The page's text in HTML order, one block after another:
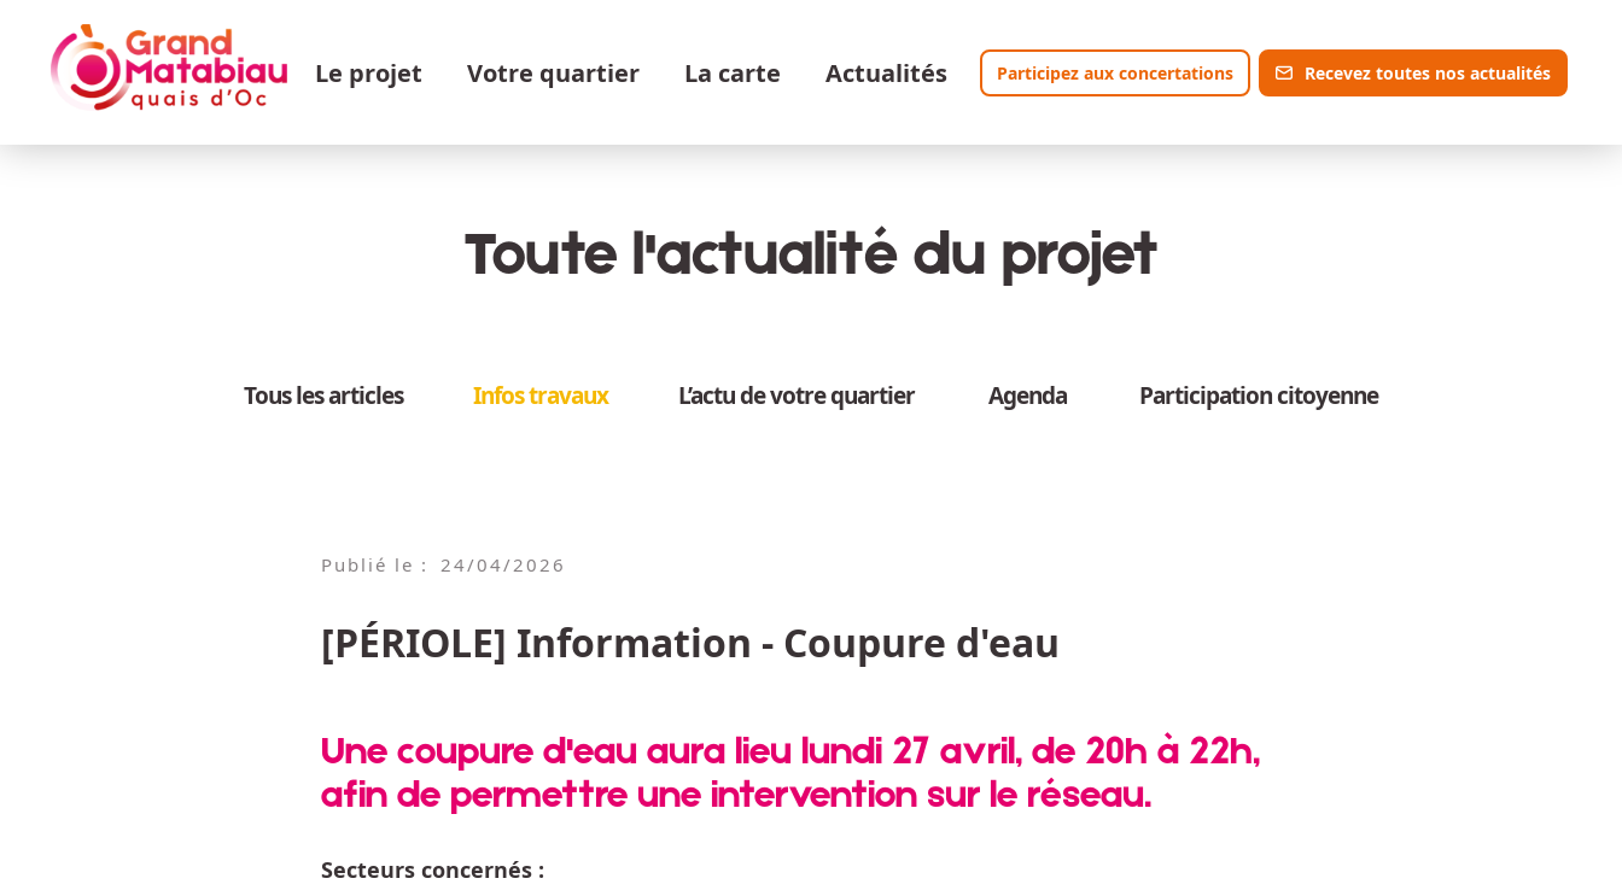
Navigation principale
Le projet Votre quartier La carte Actualités Participez aux concertations Recevez toutes nos actualités
Toute l'actualité du projet
Tous les articles Infos travaux L’actu de votre quartier Agenda Participation citoyenne
Publié le : 24/04/2026
[PÉRIOLE] Information - Coupure d'eau
Une coupure d'eau aura lieu lundi 27 avril, de 20h à 22h,
afin de permettre une intervention sur le réseau.
Secteurs concernés :